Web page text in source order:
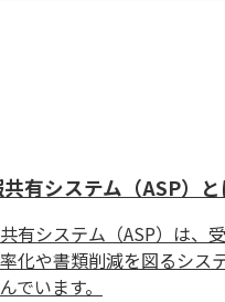
有システム（ASP）と
有システム（ASP）は、
化や書類削減を図るシス
でいます。